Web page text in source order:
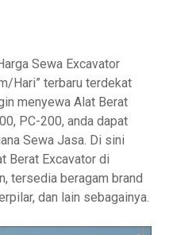
Sewa Excavator
Hari” terbaru terdekat
menyewa Alat Berat
PC-200, anda dapat
Sewa Jasa. Di sini
Berat Excavator di
tersedia beragam brand
dan lain sebagainya.